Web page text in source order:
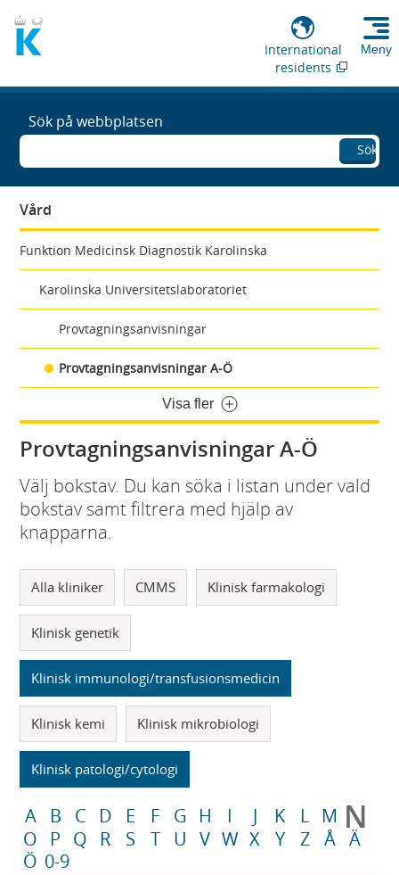
International
residents
Meny
Sök på webbplatsen
Sök
Vård
Funktion Medicinsk Diagnostik Karolinska
Karolinska Universitetslaboratoriet
Provtagningsanvisningar
Provtagningsanvisningar A-Ö
Visa fler
Provtagningsanvisningar A-Ö
Välj bokstav. Du kan söka i listan under vald
bokstav samt filtrera med hjälp av
knapparna.
Alla kliniker CMMS Klinisk farmakologi
Klinisk genetik
Klinisk immunologi/transfusionsmedicin
Klinisk kemi Klinisk mikrobiologi
Klinisk patologi/cytologi
A B C D E F G H I J K L M N
O P Q R S T U V W X Y Z Å Ä
Ö 0-9